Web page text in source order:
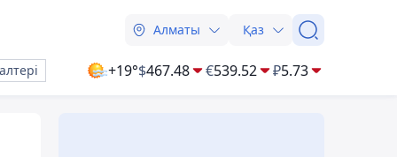
Алматы Қаз
+19°$467.48 €539.52 ₽5.73